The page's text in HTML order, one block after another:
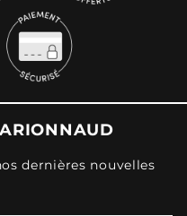
dernières nouvelles